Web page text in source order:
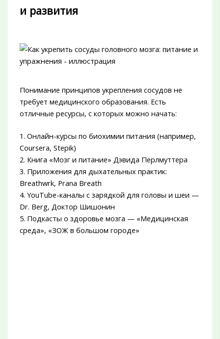
и развития
Понимание принципов укрепления сосудов не
требует медицинского образования. Есть
отличные ресурсы, с которых можно начать:
1. Онлайн-курсы по биохимии питания (например,
Coursera, Stepik)
2. Книга «Мозг и питание» Дэвида Перлмуттера
3. Приложения для дыхательных практик:
Breathwrk, Prana Breath
4. YouTube-каналы с зарядкой для головы и шеи —
Dr. Berg, Доктор Шишонин
5. Подкасты о здоровье мозга — «Медицинская
среда», «ЗОЖ в большом городе»